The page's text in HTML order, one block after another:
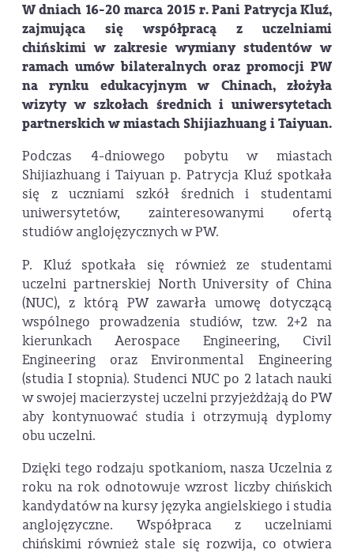
W dniach 16-20 marca 2015 r. Pani Patrycja Kluź,
zajmująca się współpracą z uczelniami
chińskimi w zakresie wymiany studentów w
ramach umów bilateralnych oraz promocji PW
na rynku edukacyjnym w Chinach, złożyła
wizyty w szkołach średnich i uniwersytetach
partnerskich w miastach Shijiazhuang i Taiyuan.
Podczas 4-dniowego pobytu w miastach
Shijiazhuang i Taiyuan p. Patrycja Kluź spotkała
się z uczniami szkół średnich i studentami
uniwersytetów, zainteresowanymi ofertą
studiów anglojęzycznych w PW.
P. Kluź spotkała się również ze studentami
uczelni partnerskiej North University of China
(NUC), z którą PW zawarła umowę dotyczącą
wspólnego prowadzenia studiów, tzw. 2+2 na
kierunkach Aerospace Engineering, Civil
Engineering oraz Environmental Engineering
(studia I stopnia). Studenci NUC po 2 latach nauki
w swojej macierzystej uczelni przyjeżdżają do PW
aby kontynuować studia i otrzymują dyplomy
obu uczelni.
Dzięki tego rodzaju spotkaniom, nasza Uczelnia z
roku na rok odnotowuje wzrost liczby chińskich
kandydatów na kursy języka angielskiego i studia
anglojęzyczne. Współpraca z uczelniami
chińskimi również stale się rozwija, co otwiera